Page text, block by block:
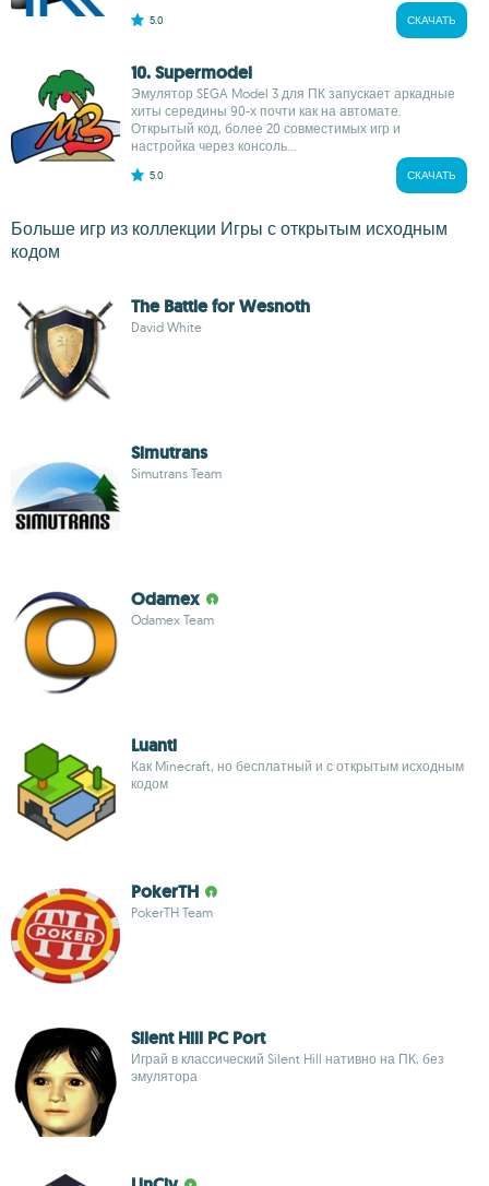
5.0 СКАЧАТЬ
10. Supermodel
Эмулятор SEGA Model 3 для ПК запускает аркадные
хиты середины 90-х почти как на автомате.
Открытый код, более 20 совместимых игр и
настройка через консоль...
5.0 СКАЧАТЬ
Больше игр из коллекции Игры с открытым исходным
кодом
The Battle for Wesnoth
David White
Simutrans
Simutrans Team
Odamex
Odamex Team
Luanti
Как Minecraft, но бесплатный и с открытым исходным
кодом
PokerTH
PokerTH Team
Silent Hill PC Port
Играй в классический Silent Hill нативно на ПК, без
эмулятора